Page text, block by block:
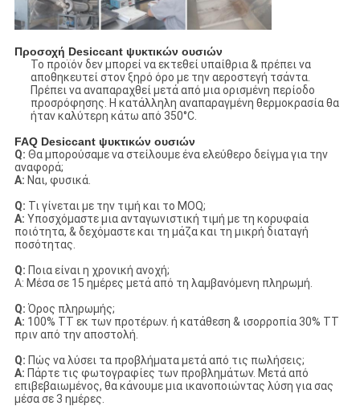
Προσοχή Desiccant ψυκτικών ουσιών
Το προϊόν δεν μπορεί να εκτεθεί υπαίθρια & πρέπει να
αποθηκευτεί στον ξηρό όρο με την αεροστεγή τσάντα.
Πρέπει να αναπαραχθεί μετά από μια ορισμένη περίοδο
προσρόφησης. Η κατάλληλη αναπαραγμένη θερμοκρασία θα
ήταν καλύτερη κάτω από 350°C.
FAQDesiccant ψυκτικών ουσιών
Q: Θα μπορούσαμε να στείλουμε ένα ελεύθερο δείγμα για την
αναφορά;
Α: Ναι, φυσικά.
Q: Τι γίνεται με την τιμή και το MOQ;
Α: Υποσχόμαστε μια ανταγωνιστική τιμή με τη κορυφαία
ποιότητα, & δεχόμαστε και τη μάζα και τη μικρή διαταγή
ποσότητας.
Q: Ποια είναι η χρονική ανοχή;
Α: Μέσα σε 15 ημέρες μετά από τη λαμβανόμενη πληρωμή.
Q: Όρος πληρωμής;
Α: 100% TT εκ των προτέρων. ή κατάθεση & ισορροπία 30% TT
πριν από την αποστολή.
Q: Πώς να λύσει τα προβλήματα μετά από τις πωλήσεις;
Α: Πάρτε τις φωτογραφίες των προβλημάτων. Μετά από
επιβεβαιωμένος, θα κάνουμε μια ικανοποιώντας λύση για σας
μέσα σε 3 ημέρες.